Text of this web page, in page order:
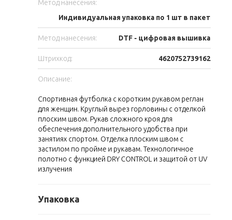
Метод нанесения:
Индивидуальная упаковка по 1 шт в пакет
Метод нанесения: DTF - цифровая вышивка
Штрихкод: 4620752739162
Описание:
Спортивная футболка с коротким рукавом реглан
для женщин. Круглый вырез горловины с отделкой
плоским швом. Рукав сложного кроя для
обеспечения дополнительного удобства при
занятиях спортом. Отделка плоским швом с
застилом по пройме и рукавам. Технологичное
полотно с функцией DRY CONTROL и защитой от UV
излучения
Упаковка